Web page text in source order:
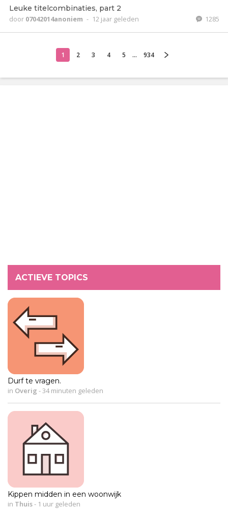
Leuke titelcombinaties, part 2
door 07042014anoniem - 12 jaar geleden 1285
1 2 3 4 5 ... 934
ACTIEVE TOPICS
Durf te vragen.
in Overig - 34 minuten geleden
Kippen midden in een woonwijk
in Thuis- 1 uur geleden